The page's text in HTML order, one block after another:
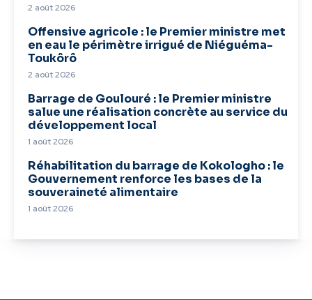
2 août 2026
Offensive agricole : le Premier ministre met
en eau le périmètre irrigué de Niéguéma-
Toukôrô
2 août 2026
Barrage de Goulouré : le Premier ministre
salue une réalisation concrète au service du
développement local
1 août 2026
Réhabilitation du barrage de Kokologho : le
Gouvernement renforce les bases de la
souveraineté alimentaire ‎
1 août 2026